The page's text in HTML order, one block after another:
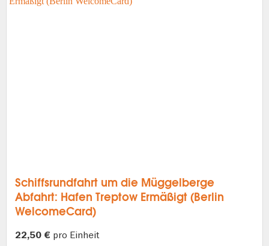
Schiffsrundfahrt um die Müggelberge
Abfahrt: Hafen Treptow Ermäßigt (Berlin
WelcomeCard)
22,50 € pro Einheit